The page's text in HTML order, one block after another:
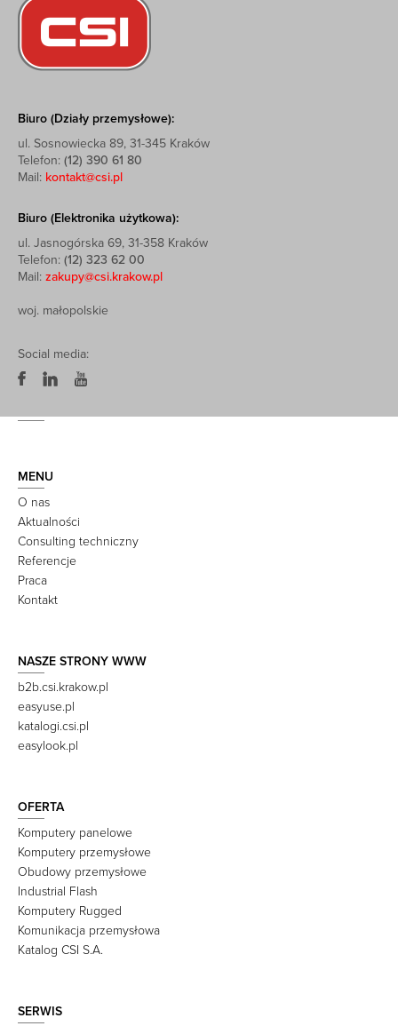
Biuro (Działy przemysłowe):
ul. Sosnowiecka 89, 31-345 Kraków
Telefon: (12) 390 61 80
Mail: kontakt@csi.pl
Biuro (Elektronika użytkowa):
ul. Jasnogórska 69, 31-358 Kraków
Telefon: (12) 323 62 00
Mail: zakupy@csi.krakow.pl
woj. małopolskie
Social media:
MENU
O nas
Aktualności
Consulting techniczny
Referencje
Praca
Kontakt
NASZE STRONY WWW
b2b.csi.krakow.pl
easyuse.pl
katalogi.csi.pl
easylook.pl
OFERTA
Komputery panelowe
Komputery przemysłowe
Obudowy przemysłowe
Industrial Flash
Komputery Rugged
Komunikacja przemysłowa
Katalog CSI S.A.
SERWIS